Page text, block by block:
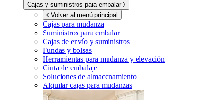
Cajas y suministros para embalar
Volver al menú principal
Cajas para mudanza
Suministros para embalar
Cajas de envío y suministros
Fundas y bolsas
Herramientas para mudanza y elevación
Cinta de embalaje
Soluciones de almacenamiento
Alquilar cajas para mudanzas